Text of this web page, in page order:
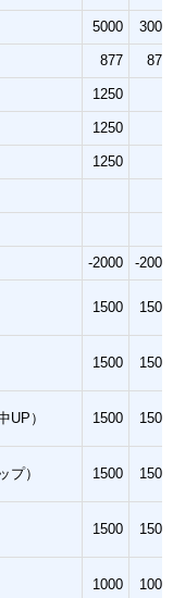
5000 3000
877 877
1250
1250
1250
-2000 -2000
1500 1500
1500 1500
UP） 1500 1500
プ） 1500 1500
1500 1500
1000 1000